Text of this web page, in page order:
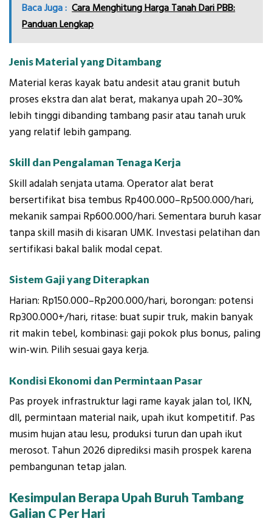
Baca Juga : Cara Menghitung Harga Tanah Dari PBB:
Panduan Lengkap
Jenis Material yang Ditambang
Material keras kayak batu andesit atau granit butuh
proses ekstra dan alat berat, makanya upah 20–30%
lebih tinggi dibanding tambang pasir atau tanah uruk
yang relatif lebih gampang.
Skill dan Pengalaman Tenaga Kerja
Skill adalah senjata utama. Operator alat berat
bersertifikat bisa tembus Rp400.000–Rp500.000/hari,
mekanik sampai Rp600.000/hari. Sementara buruh kasar
tanpa skill masih di kisaran UMK. Investasi pelatihan dan
sertifikasi bakal balik modal cepat.
Sistem Gaji yang Diterapkan
Harian: Rp150.000–Rp200.000/hari, borongan: potensi
Rp300.000+/hari, ritase: buat supir truk, makin banyak
rit makin tebel, kombinasi: gaji pokok plus bonus, paling
win-win. Pilih sesuai gaya kerja.
Kondisi Ekonomi dan Permintaan Pasar
Pas proyek infrastruktur lagi rame kayak jalan tol, IKN,
dll, permintaan material naik, upah ikut kompetitif. Pas
musim hujan atau lesu, produksi turun dan upah ikut
merosot. Tahun 2026 diprediksi masih prospek karena
pembangunan tetap jalan.
Kesimpulan Berapa Upah Buruh Tambang
Galian C Per Hari